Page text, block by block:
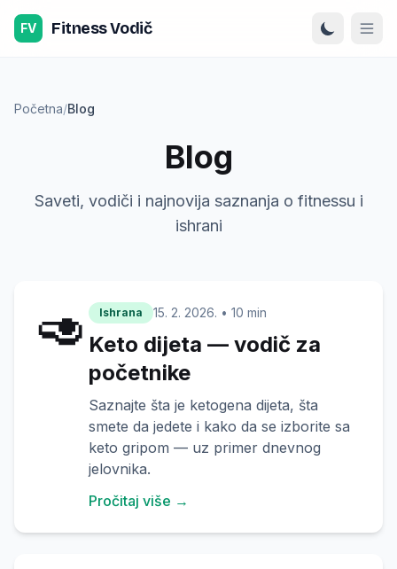
Preskoči na sadržaj
FV Fitness Vodič
Početna/Blog
Blog
Saveti, vodiči i najnovija saznanja o fitnessu i
ishrani
🥑 Ishrana 15. 2. 2026. • 10 min
Keto dijeta — vodič za
početnike
Saznajte šta je ketogena dijeta, šta
smete da jedete i kako da se izborite sa
keto gripom — uz primer dnevnog
jelovnika.
Pročitaj više →